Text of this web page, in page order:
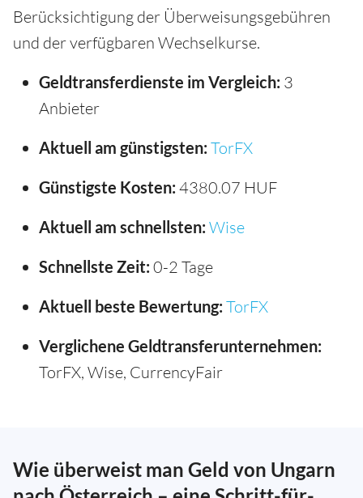
Berücksichtigung der Überweisungsgebühren
und der verfügbaren Wechselkurse.
Geldtransferdienste im Vergleich: 3
Anbieter
Aktuell am günstigsten: TorFX
Günstigste Kosten: 4380.07 HUF
Aktuell am schnellsten: Wise
Schnellste Zeit: 0-2 Tage
Aktuell beste Bewertung: TorFX
Verglichene Geldtransferunternehmen:
TorFX, Wise, CurrencyFair
Wie überweist man Geld von Ungarn